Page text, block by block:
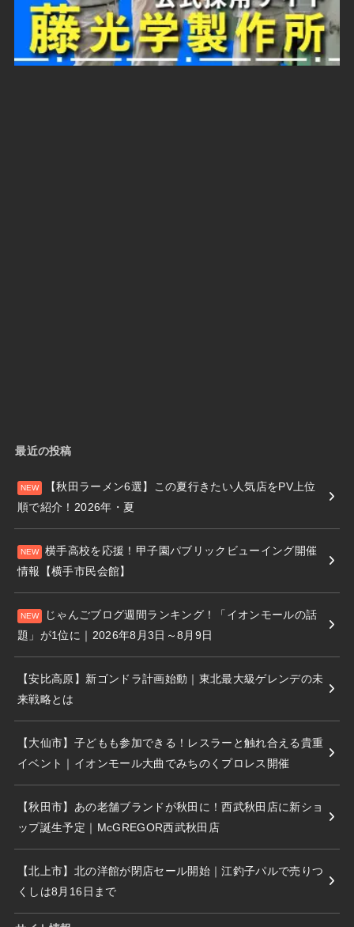
最近の投稿
【秋田ラーメン6選】この夏行きたい人気店をPV上位
順で紹介！2026年・夏
横手高校を応援！甲子園パブリックビューイング開催
情報【横手市民会館】
じゃんごブログ週間ランキング！「イオンモールの話
題」が1位に｜2026年8月3日～8月9日
【安比高原】新ゴンドラ計画始動｜東北最大級ゲレンデの未
来戦略とは
【大仙市】子どもも参加できる！レスラーと触れ合える貴重
イベント｜イオンモール大曲でみちのくプロレス開催
【秋田市】あの老舗ブランドが秋田に！西武秋田店に新ショ
ップ誕生予定｜McGREGOR西武秋田店
【北上市】北の洋館が閉店セール開始｜江釣子パルで売りつ
くしは8月16日まで